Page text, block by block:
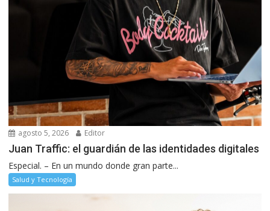
agosto 5, 2026 Editor
Juan Traffic: el guardián de las identidades digitales
Especial. – En un mundo donde gran parte...
Salud y Tecnología